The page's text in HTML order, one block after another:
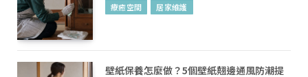
療癒空間 居家維護
壁紙保養怎麼做？5個壁紙翹邊通風防潮提